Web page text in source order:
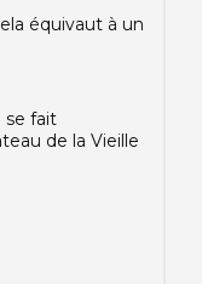
équivaut à un
se fait
de la Vieille